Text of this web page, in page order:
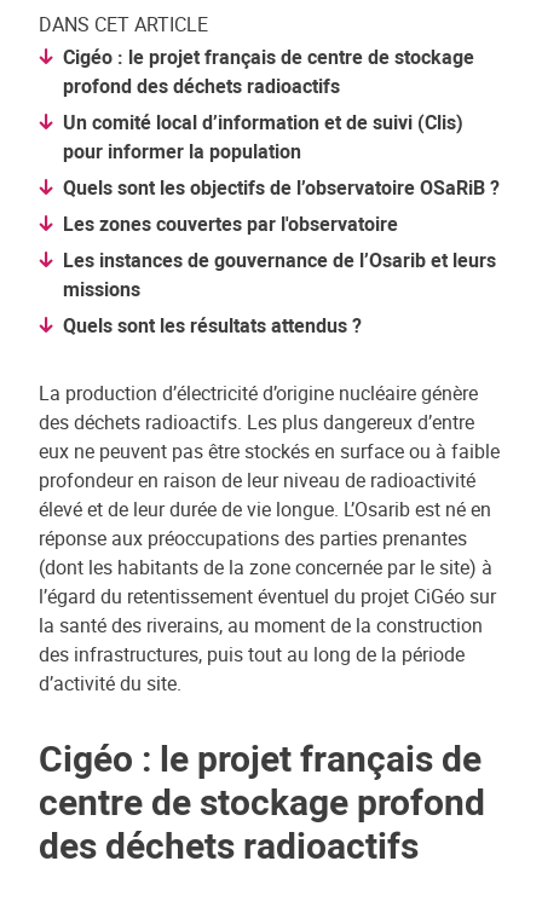
DANS CET ARTICLE
Cigéo : le projet français de centre de stockage
profond des déchets radioactifs
Un comité local d’information et de suivi (Clis)
pour informer la population
Quels sont les objectifs de l’observatoire OSaRiB ?
Les zones couvertes par l'observatoire
Les instances de gouvernance de l’Osarib et leurs
missions
Quels sont les résultats attendus ?
La production d’électricité d’origine nucléaire génère
des déchets radioactifs. Les plus dangereux d’entre
eux ne peuvent pas être stockés en surface ou à faible
profondeur en raison de leur niveau de radioactivité
élevé et de leur durée de vie longue. L’Osarib est né en
réponse aux préoccupations des parties prenantes
(dont les habitants de la zone concernée par le site) à
l’égard du retentissement éventuel du projet CiGéo sur
la santé des riverains, au moment de la construction
des infrastructures, puis tout au long de la période
d’activité du site.
Cigéo : le projet français de
centre de stockage profond
des déchets radioactifs